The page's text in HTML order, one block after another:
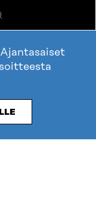
Hae
Ajantasaiset